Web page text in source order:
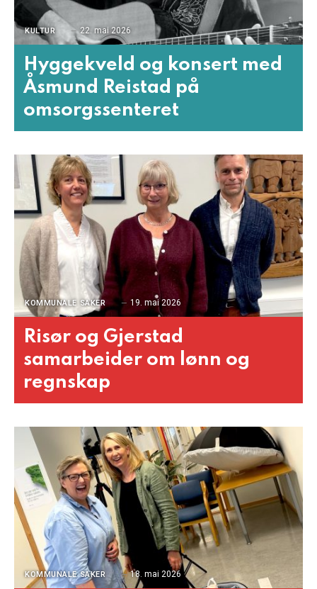
KULTUR 22. mai 2026
Hyggekveld og konsert med
Åsmund Reistad på
omsorgssenteret
KOMMUNALE SAKER 19. mai 2026
Risør og Gjerstad
samarbeider om lønn og
regnskap
KOMMUNALE SAKER 18. mai 2026